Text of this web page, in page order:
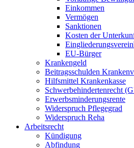
Einkommen
Vermögen
Sanktionen
Kosten der
EU-Bürger
Krankengeld
Beitragsschulden
Hilfsmittel Krankenkasse
Schwerbehindertenrecht
Erwerbsminderungsrente
Widerspruch Pflegegrad
Widerspruch Reha
Arbeitsrecht
Kündigung
Abfindung